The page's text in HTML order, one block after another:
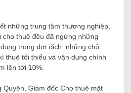
những trung tâm thương nghiệp,
cho thuê đều đã ngừng những
trong đợt dịch. những chủ
thuê tối thiểu và vận dụng chính
lên tới 10%.
Quyên, Giám đốc Cho thuê mặt